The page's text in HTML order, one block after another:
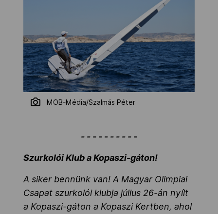
MOB-Média/Szalmás Péter
- - - - - - - - - -
Szurkolói Klub a Kopaszi-gáton!
A siker bennünk van! A Magyar Olimpiai
Csapat szurkolói klubja július 26-án nyílt
a Kopaszi-gáton a Kopaszi Kertben, ahol